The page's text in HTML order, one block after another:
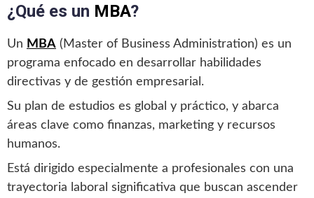
¿Qué es un MBA?
Un MBA (Master of Business Administration) es un
programa enfocado en desarrollar habilidades
directivas y de gestión empresarial.
Su plan de estudios es global y práctico, y abarca
áreas clave como finanzas, marketing y recursos
humanos.
Está dirigido especialmente a profesionales con una
trayectoria laboral significativa que buscan ascender